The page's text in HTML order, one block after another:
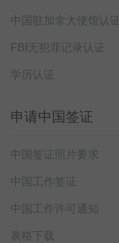
中国驻加拿大使馆认
FBI无犯罪记录认证
学历认证
申请中国签证
中国签证照片要求
中国工作签证
中国工作许可通知
表格下载